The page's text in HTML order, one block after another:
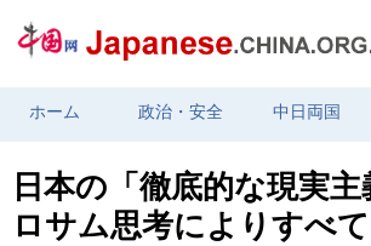
ホーム 政治・安全 中日両国
日本の「徹底的な現実
ロサム思考によりすべ